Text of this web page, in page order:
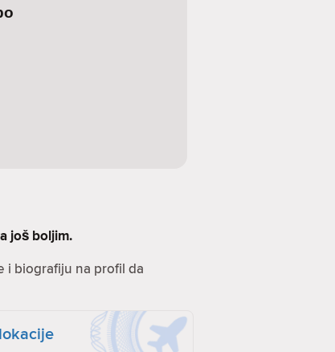
još boljim.
i biografiju na profil da